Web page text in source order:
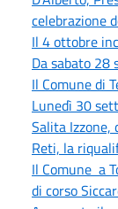
celebrazione
Il 4 ottobre
Da sabato 28
Il Comune di
Lunedì 30
Salita Izzone,
Reti, la
Il Comune a
di corso